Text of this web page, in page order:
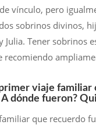
vínculo, pero
sobrinos divinos,
Julia. Tener sobrinos
recomiendo
viaje familiar
dónde fueron?
que recuerdo